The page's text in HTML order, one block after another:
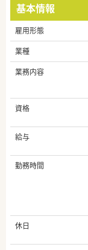
基本情報
雇用形態
業種
業務内容
資格
給与
勤務時間
休日